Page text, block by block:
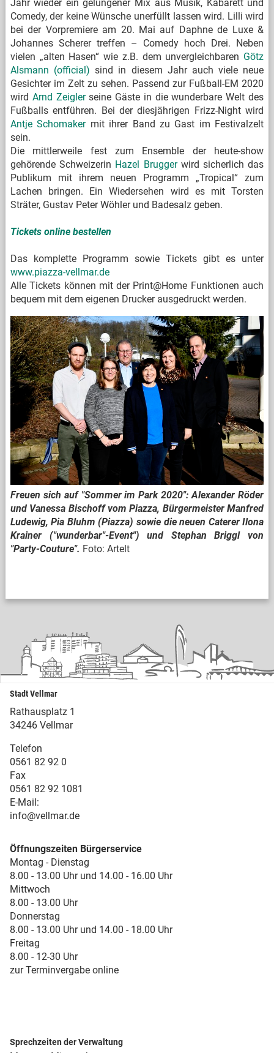
Jahr wieder ein gelungener Mix aus Musik, Kabarett und
Comedy, der keine Wünsche unerfüllt lassen wird. Lilli wird
bei der Vorpremiere am 20. Mai auf Daphne de Luxe &
Johannes Scherer treffen – Comedy hoch Drei. Neben
vielen „alten Hasen“ wie z.B. dem unvergleichbaren Götz
Alsmann (official) sind in diesem Jahr auch viele neue
Gesichter im Zelt zu sehen. Passend zur Fußball-EM 2020
wird Arnd Zeigler seine Gäste in die wunderbare Welt des
Fußballs entführen. Bei der diesjährigen Frizz-Night wird
Antje Schomaker mit ihrer Band zu Gast im Festivalzelt
sein.
Die mittlerweile fest zum Ensemble der heute-show
gehörende Schweizerin Hazel Brugger wird sicherlich das
Publikum mit ihrem neuen Programm „Tropical“ zum
Lachen bringen. Ein Wiedersehen wird es mit Torsten
Sträter, Gustav Peter Wöhler und Badesalz geben.
Tickets online bestellen
Das komplette Programm sowie Tickets gibt es unter
www.piazza-vellmar.de
Alle Tickets können mit der Print@Home Funktionen auch
bequem mit dem eigenen Drucker ausgedruckt werden.
Freuen sich auf "Sommer im Park 2020": Alexander Röder
und Vanessa Bischoff vom Piazza, Bürgermeister Manfred
Ludewig, Pia Bluhm (Piazza) sowie die neuen Caterer Ilona
Krainer ("wunderbar"-Event") und Stephan Briggl von
"Party-Couture". Foto: Artelt
Stadt Vellmar
Rathausplatz 1
34246 Vellmar
Telefon
0561 82 92 0
Fax
0561 82 92 1081
E-Mail:
info@vellmar.de
Öffnungszeiten Bürgerservice
Montag - Dienstag
8.00 - 13.00 Uhr und 14.00 - 16.00 Uhr
Mittwoch
8.00 - 13.00 Uhr
Donnerstag
8.00 - 13.00 Uhr und 14.00 - 18.00 Uhr
Freitag
8.00 - 12-30 Uhr
zur Terminvergabe online
Sprechzeiten der Verwaltung